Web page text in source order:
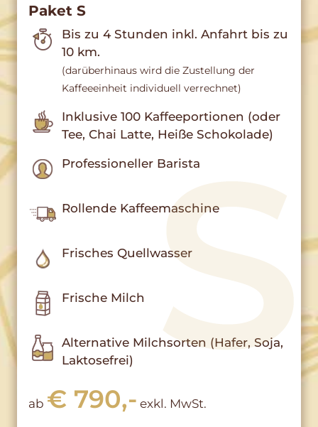
Paket S
Bis zu 4 Stunden inkl. Anfahrt bis zu
10 km.
(darüberhinaus wird die Zustellung der
Kaffeeeinheit individuell verrechnet)
Inklusive 100 Kaffeeportionen (oder
Tee, Chai Latte, Heiße Schokolade)
Professioneller Barista
Rollende Kaffeemaschine
Frisches Quellwasser
Frische Milch
Alternative Milchsorten (Hafer, Soja,
Laktosefrei)
ab € 790,- exkl. MwSt.